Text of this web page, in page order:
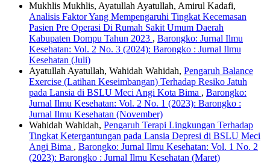
Mukhlis Mukhlis, Ayatullah Ayatullah, Amirul Kadafi,
Analisis Faktor Yang Mempengaruhi Tingkat Kecemasan
Pasien Pre Operasi Di Rumah Sakit Umum Daerah
Kabupaten Dompu Tahun 2023 , Barongko: Jurnal Ilmu
Kesehatan: Vol. 2 No. 3 (2024): Barongko : Jurnal Ilmu
Kesehatan (Juli)
Ayatullah Ayatullah, Wahidah Wahidah, Pengaruh Balance
Exercise (Latihan Keseimbangan) Terhadap Resiko Jatuh
pada Lansia di BSLU Meci Angi Kota Bima , Barongko:
Jurnal Ilmu Kesehatan: Vol. 2 No. 1 (2023): Barongko :
Jurnal Ilmu Kesehatan (November)
Wahidah Wahidah, Pengaruh Terapi Lingkungan Terhadap
Tingkat Ketergantungan pada Lansia Depresi di BSLU Meci
Angi Bima , Barongko: Jurnal Ilmu Kesehatan: Vol. 1 No. 2
(2023): Barongko : Jurnal Ilmu Kesehatan (Maret)